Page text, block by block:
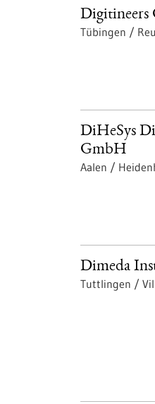
Tübingen /
DiHeSys
GmbH
Aalen /
Dimeda
Tuttlingen /